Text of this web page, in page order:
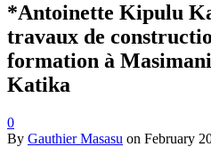
*Antoinette Kipulu
travaux de
formation à
Katika
0
By Gauthier Masasu on February